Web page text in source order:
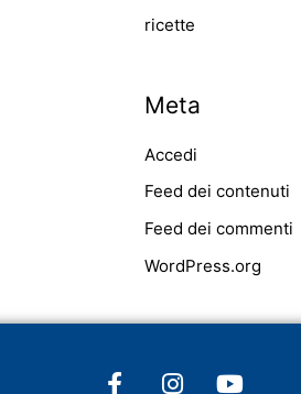
ricette
Meta
Accedi
Feed dei contenuti
Feed dei commenti
WordPress.org
F
I
Y